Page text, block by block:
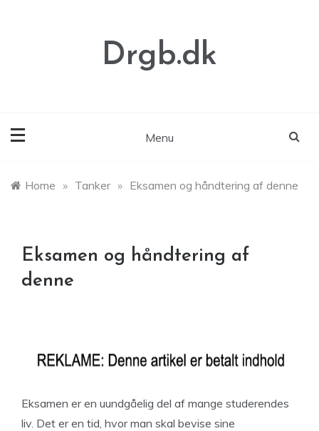
Drgb.dk
Menu
Home » Tanker » Eksamen og håndtering af denne
Eksamen og håndtering af
denne
Eksamen er en uundgåelig del af mange studerendes
liv. Det er en tid, hvor man skal bevise sine